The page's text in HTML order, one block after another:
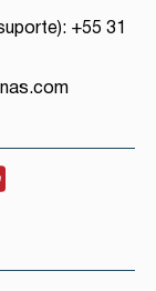
+55 31